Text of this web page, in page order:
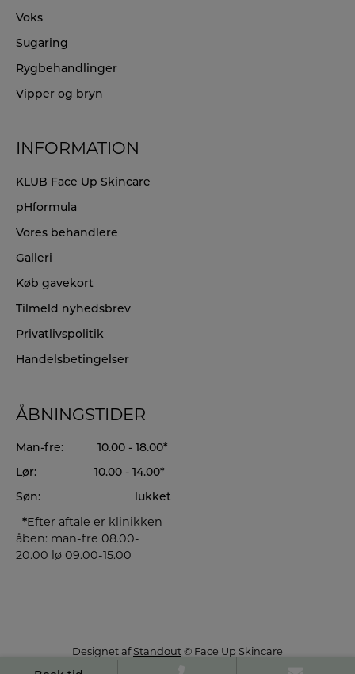
Voks
Sugaring
Rygbehandlinger
Vipper og bryn
INFORMATION
KLUB Face Up Skincare
pHformula
Vores behandlere
Galleri
Køb gavekort
Tilmeld nyhedsbrev
Privatlivspolitik
Handelsbetingelser
ÅBNINGSTIDER
Man-fre: 10.00 - 18.00*
Lør: 10.00 - 14.00*
Søn: lukket
*Efter aftale er klinikken
åben: man-fre 08.00-
20.00 lø 09.00-15.00
Designet afStandout© Face Up Skincare